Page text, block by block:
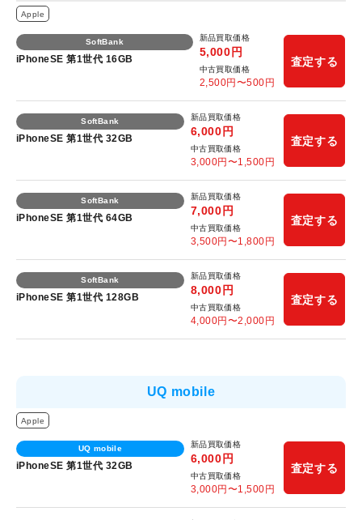
Apple
SoftBank
iPhoneSE 第1世代 16GB
新品買取価格
5,000 円
中古買取価格
2,500円〜500 円
査定する
SoftBank
iPhoneSE 第1世代 32GB
新品買取価格
6,000 円
中古買取価格
3,000円〜1,500 円
査定する
SoftBank
iPhoneSE 第1世代 64GB
新品買取価格
7,000 円
中古買取価格
3,500円〜1,800 円
査定する
SoftBank
iPhoneSE 第1世代 128GB
新品買取価格
8,000 円
中古買取価格
4,000円〜2,000 円
査定する
UQ mobile
Apple
UQ mobile
iPhoneSE 第1世代 32GB
新品買取価格
6,000 円
中古買取価格
3,000円〜1,500 円
査定する